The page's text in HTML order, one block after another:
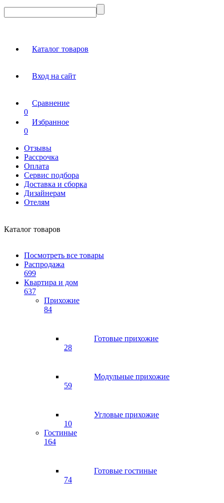
Каталог товаров
Вход на сайт
Сравнение
0
Избранное
0
Отзывы
Рассрочка
Оплата
Сервис подбора
Доставка и сборка
Дизайнерам
Отелям
Каталог товаров
Посмотреть все товары
Распродажа
699
Квартира и дом
637
Прихожие
84
Готовые прихожие
28
Модульные прихожие
59
Угловые прихожие
10
Гостиные
164
Готовые гостиные
74